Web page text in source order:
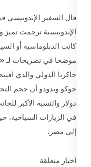
قال السفير الإندونيسي
الإندونيسية ترجمت تميز
كانت الدبلوماسية أو
موضحا في تصريحات لـ
جاكرتا الدولي والذي
دولار والنسبة الأكبر
في الزيارات السياحية،
إلى مصر.
أخبار متعلقة